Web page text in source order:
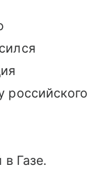
российского
Газе.